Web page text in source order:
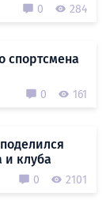
0 284
спортсмена
0 161
и клуба
0 2101